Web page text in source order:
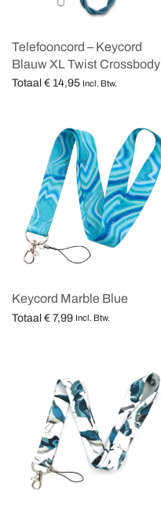
Telefooncord – Keycord
Blauw XL Twist Crossbody
Totaal € 14,95 Incl. Btw.
Keycord Marble Blue
Totaal € 7,99 Incl. Btw.